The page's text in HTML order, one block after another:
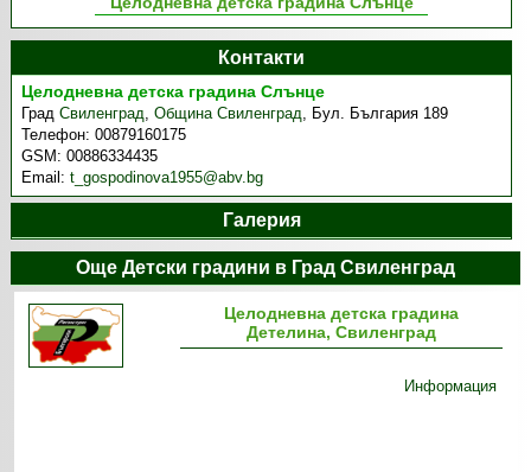
Контакти
Целодневна детска градина Слънце
ГрадСвиленград,Община Свиленград, Бул. България 189
Телефон:00879160175
GSM:00886334435
Email:t_gospodinova1955@abv.bg
Галерия
Още Детски градини в Град Свиленград
Целодневна детска градина
Детелина, Свиленград
Информация